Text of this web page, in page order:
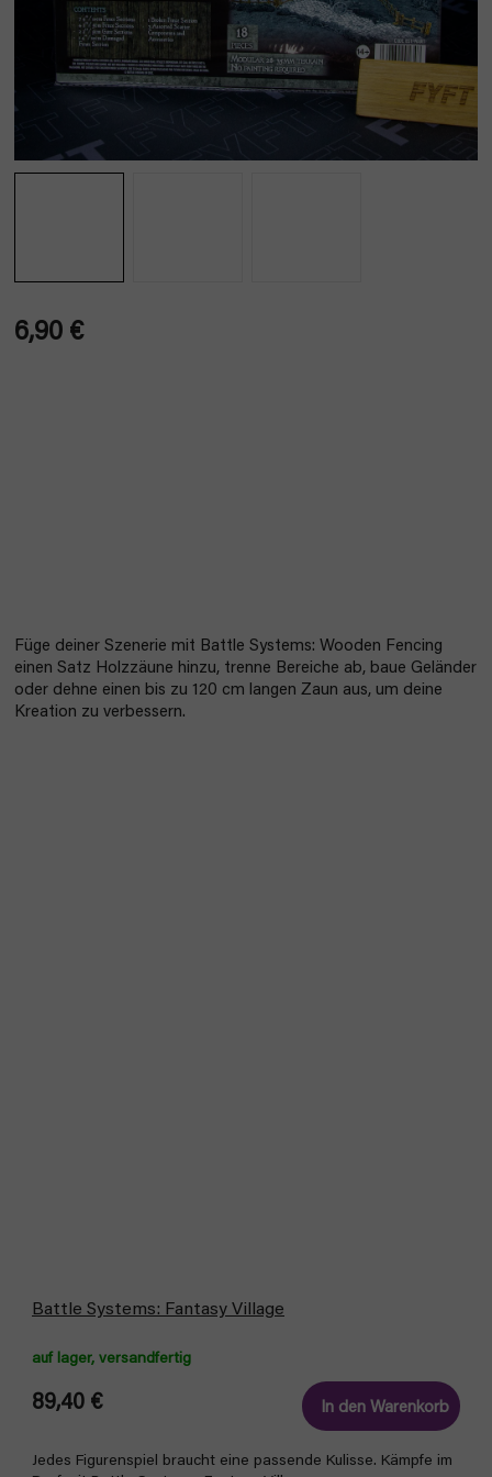
6,90 €
Füge deiner Szenerie mit Battle Systems: Wooden Fencing
einen Satz Holzzäune hinzu, trenne Bereiche ab, baue Geländer
oder dehne einen bis zu 120 cm langen Zaun aus, um deine
Kreation zu verbessern.
Battle Systems: Fantasy Village
auf lager, versandfertig
89,40 € In den Warenkorb
Jedes Figurenspiel braucht eine passende Kulisse. Kämpfe im